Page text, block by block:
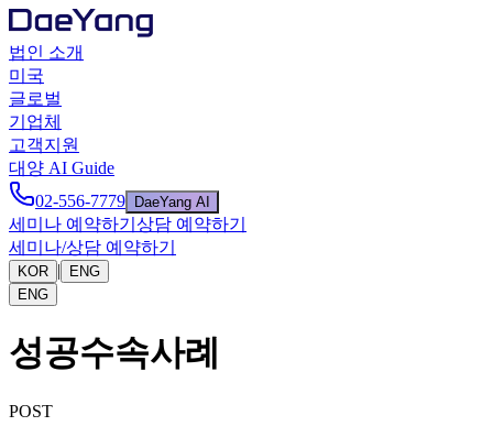
법인 소개
미국
글로벌
기업체
고객지원
대양 AI Guide
02-556-7779
DaeYang AI
세미나 예약하기 상담 예약하기
세미나/상담 예약하기
KOR |
ENG
ENG
성공수속사례
POST